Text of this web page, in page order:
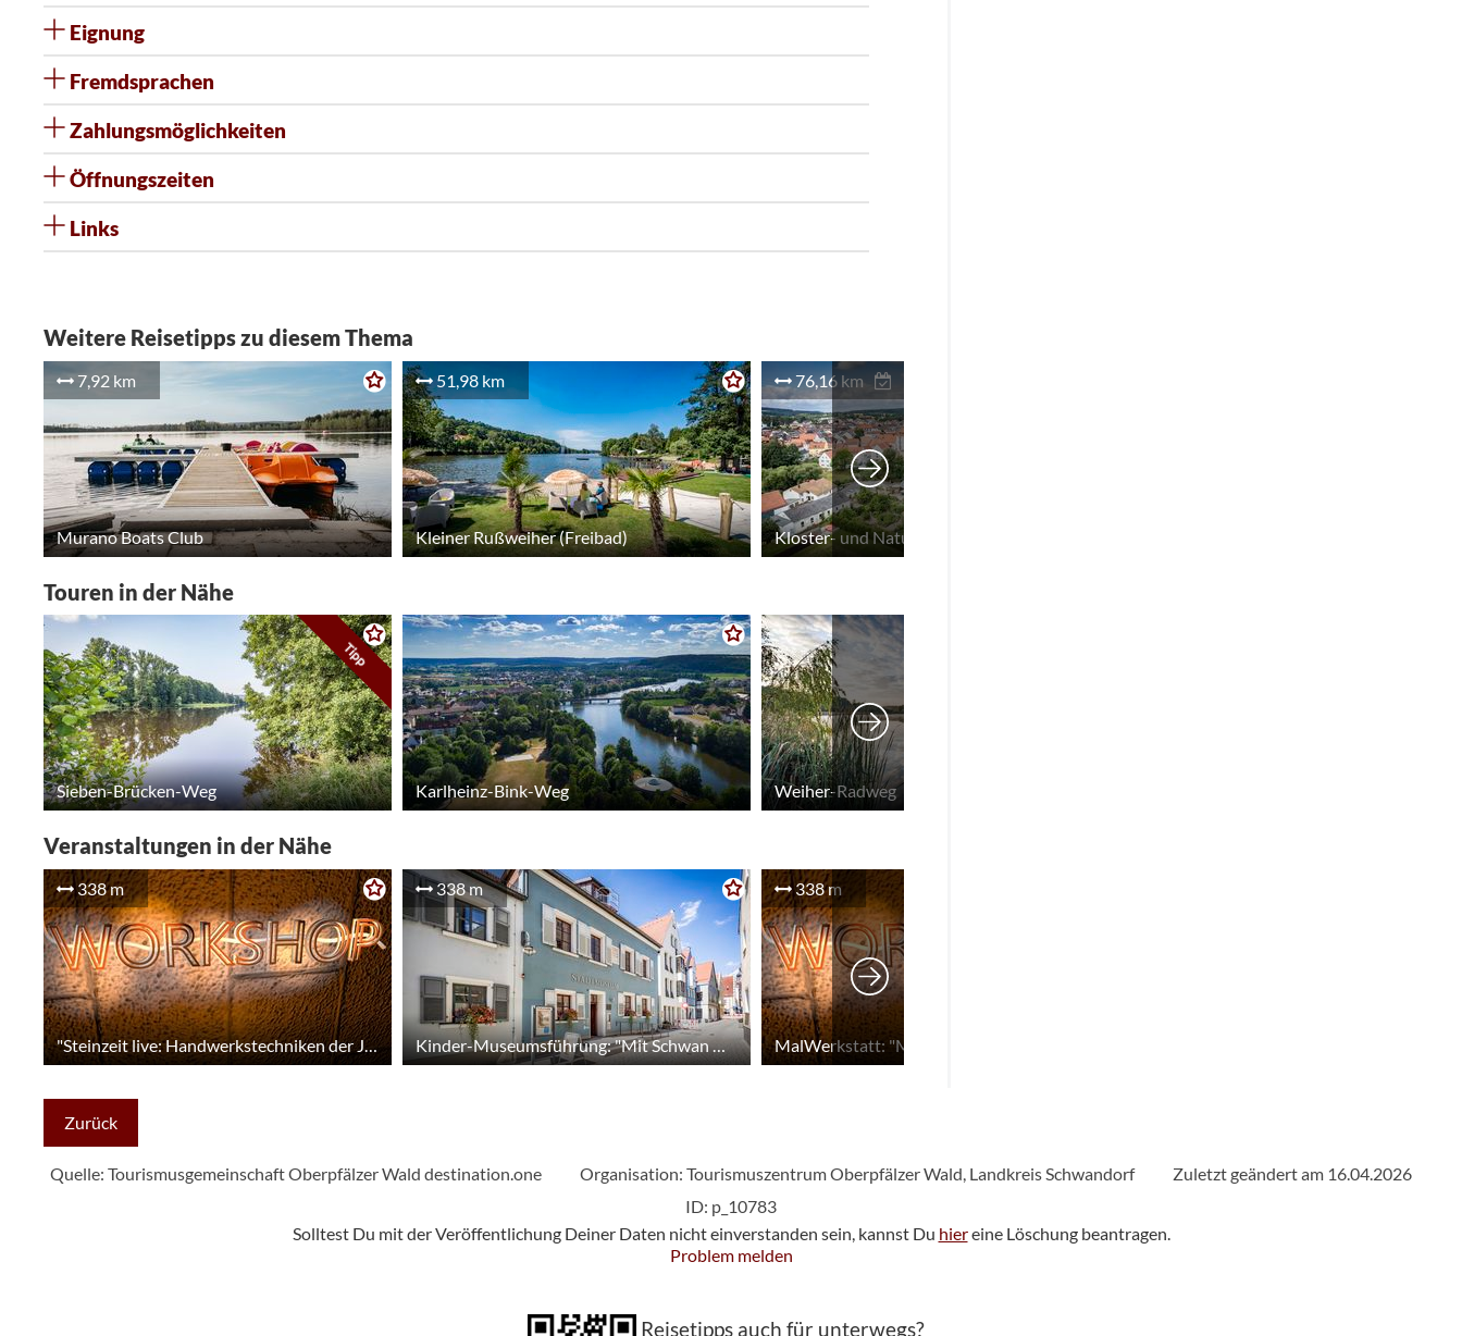
Eignung
Fremdsprachen
Zahlungsmöglichkeiten
Öffnungszeiten
Links
Weitere Reisetipps zu diesem Thema
7,92 km
Murano Boats Club
51,98 km
Kleiner Rußweiher (Freibad)
76,16 km
Kloster- und Naturerlebnisgarten
Touren in der Nähe
Tipp
Sieben-Brücken-Weg Karlheinz-Bink-Weg Weiher-Radweg
Veranstaltungen in der Nähe
338 m
"Steinzeit live: Handwerkstechniken der Jungsteinzeit ausprobieren mit dem Experimentellen Archäologen Lothar Breinl
338 m
Kinder-Museumsführung: "Mit Schwan Gernot auf Zeitreise durchs Stadtmuseum" mit Museumsleiterin Eva Maria Keil
338 m
Zurück
Quelle: Tourismusgemeinschaft Oberpfälzer Wald destination.one Organisation: Tourismuszentrum Oberpfälzer Wald, Landkreis Schwandorf
Zuletzt geändert am 16.04.2026
ID: p_10783
Solltest Du mit der Veröffentlichung Deiner Daten nicht einverstanden sein, kannst Du hiereine Löschung beantragen.
Problem melden
Reisetipps auch für unterwegs?